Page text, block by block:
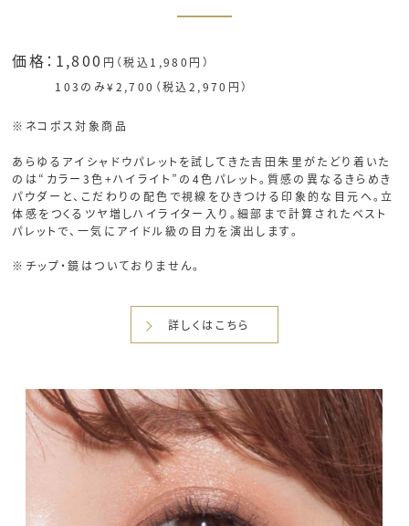
価格：1,800 円（税込1,980円）
103のみ¥2,700（税込2,970円）
※ネコポス対象商品
あらゆるアイシャドウパレットを試してきた吉田朱里がたどり着いた
のは“カラー3色+ハイライト”の4色パレット。質感の異なるきらめき
パウダーと、こだわりの配色で視線をひきつける印象的な目元へ。立
体感をつくるツヤ増しハイライター入り。細部まで計算されたベスト
パレットで、一気にアイドル級の目力を演出します。
※チップ・鏡はついておりません。
詳しくはこちら